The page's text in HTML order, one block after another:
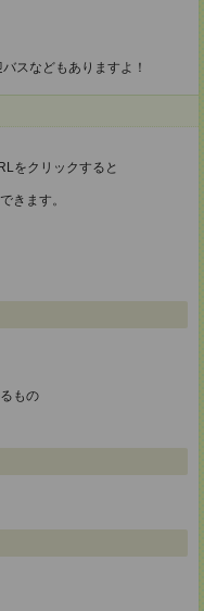
スなどもありますよ！
をクリックすると
きます。
もの